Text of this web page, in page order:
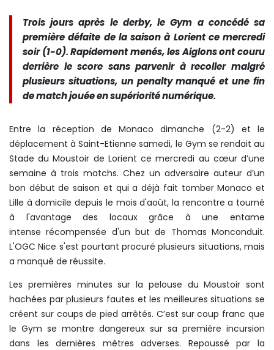
Trois jours après le derby, le Gym a concédé sa
première défaite de la saison à Lorient ce mercredi
soir (1-0). Rapidement menés, les Aiglons ont couru
derrière le score sans parvenir à recoller malgré
plusieurs situations, un penalty manqué et une fin
de match jouée en supériorité numérique.
Entre la réception de Monaco dimanche (2-2) et le
déplacement à Saint-Etienne samedi, le Gym se rendait au
Stade du Moustoir de Lorient ce mercredi au cœur d’une
semaine à trois matchs. Chez un adversaire auteur d’un
bon début de saison et qui a déjà fait tomber Monaco et
Lille à domicile depuis le mois d'août, la rencontre a tourné
à l'avantage des locaux grâce à une entame
intense récompensée d'un but de Thomas Monconduit.
L'OGC Nice s'est pourtant procuré plusieurs situations, mais
a manqué de réussite.
Les premières minutes sur la pelouse du Moustoir sont
hachées par plusieurs fautes et les meilleures situations se
créent sur coups de pied arrêtés. C’est sur coup franc que
le Gym se montre dangereux sur sa première incursion
dans les dernières mètres adverses. Repoussé par la